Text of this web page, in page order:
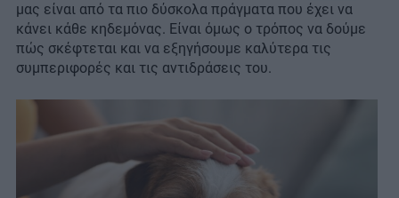
μας είναι από τα πιο δύσκολα πράγματα που έχει να
κάνει κάθε κηδεμόνας. Είναι όμως ο τρόπος να δούμε
πώς σκέφτεται και να εξηγήσουμε καλύτερα τις
συμπεριφορές και τις αντιδράσεις του.